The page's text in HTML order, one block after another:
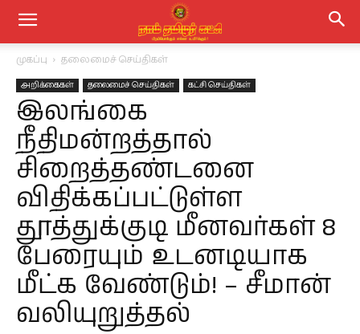
முகப்பு தலைமைச் செய்திகள்
அறிக்கைகள் தலைமைச் செய்திகள் கட்சி செய்திகள்
இலங்கை
நீதிமன்றத்தால்
சிறைத்தண்டனை
விதிக்கப்பட்டுள்ள
தூத்துக்குடி மீனவர்கள் 8
பேரையும் உடனடியாக
மீட்க வேண்டும்! – சீமான்
வலியுறுத்தல்